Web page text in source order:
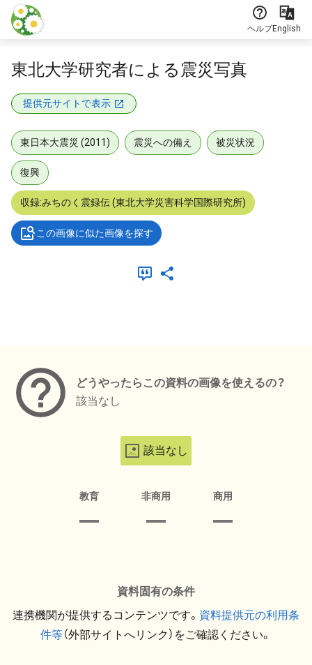
本文に飛ぶ
ヘルプEnglish
東北大学研究者による震災写真
提供元サイトで表示
東日本大震災 (2011) 震災への備え 被災状況
復興
収録:みちのく震録伝 (東北大学災害科学国際研究所)
この画像に似た画像を探す
どうやったらこの資料の画像を使えるの？
該当なし
該当なし
教育 非商用 商用
資料固有の条件
連携機関が提供するコンテンツです。 資料提供元の利用条
件等（外部サイトへリンク）をご確認ください。